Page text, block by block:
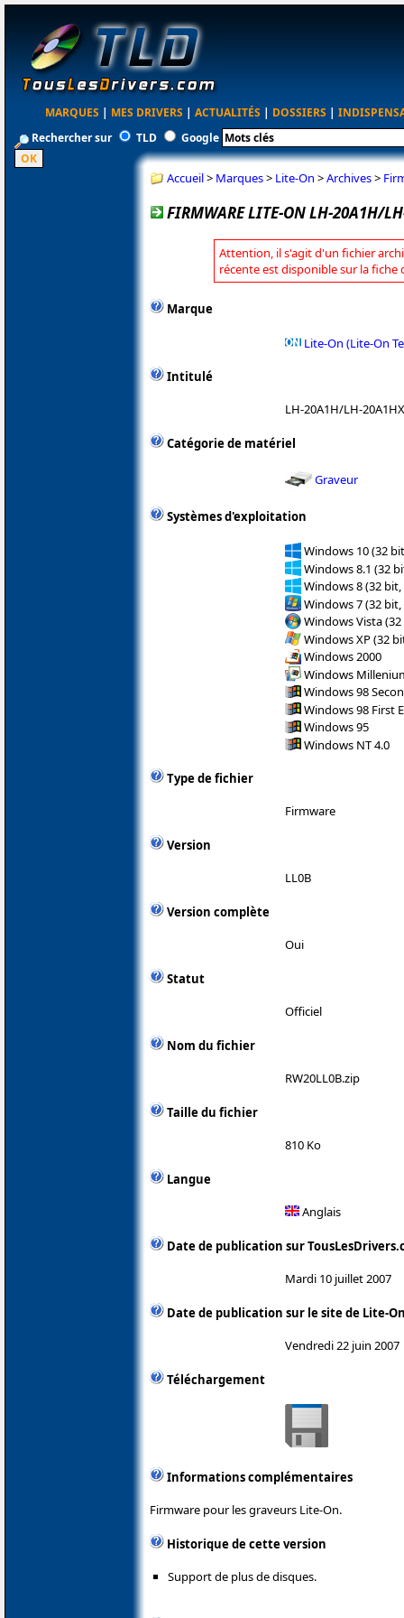
MARQUES | MES DRIVERS | ACTUALITÉS | DOSSIERS |
Rechercher sur
TLD Google
Accueil> Marques> Lite-On >Archives>
FIRMWARE LITE-ON LH-20A1H/
Attention, il s'agit d'un fichier
récente est disponible sur la fiche
Marque
Lite-On (Lite-On
Intitulé
LH-20A1H/LH-20A1HX
Catégorie de matériel
Graveur
Systèmes d'exploitation
Windows 10 (32
Windows 8.1 (32
Windows 8 (32 bit,
Windows 7 (32 bit,
Windows Vista
Windows XP (32
Windows 2000
Windows
Windows 98
Windows 98 First
Windows 95
Windows NT 4.0
Type de fichier
Firmware
Version
LL0B
Version complète
Oui
Statut
Officiel
Nom du fichier
RW20LL0B.zip
Taille du fichier
810 Ko
Langue
Anglais
Date de publication sur
Mardi 10 juillet 2007
Date de publication sur le site de Lite-
Vendredi 22 juin 2007
Téléchargement
Informations complémentaires
Firmware pour les graveurs Lite-On.
Historique de cette version
Support de plus de disques.